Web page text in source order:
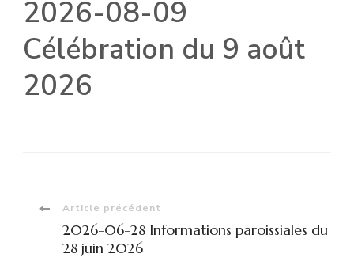
2026-08-09
Célébration du 9 août
2026
Navigation
d'article
Article précédent
2026-06-28 Informations paroissiales du
28 juin 2026